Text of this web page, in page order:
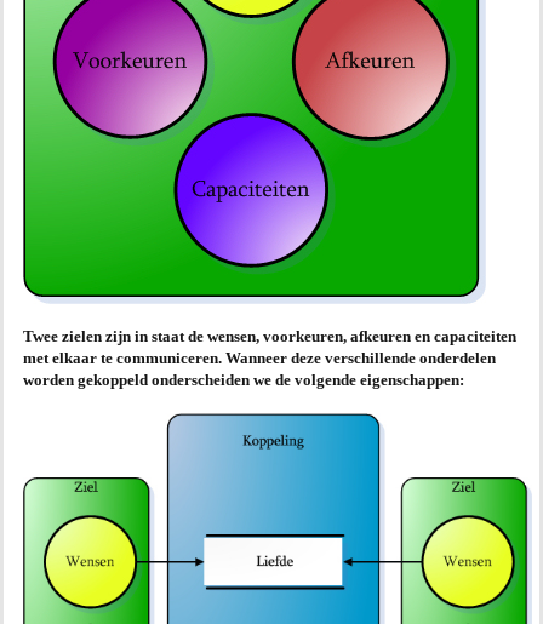
Twee zielen zijn in staat de wensen, voorkeuren, afkeuren en capaciteiten
met elkaar te communiceren. Wanneer deze verschillende onderdelen
worden gekoppeld onderscheiden we de volgende eigenschappen: